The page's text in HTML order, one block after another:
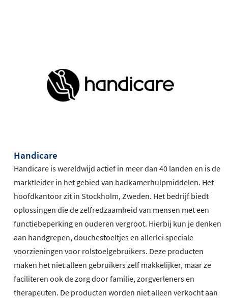
Handicare
Handicare is wereldwijd actief in meer dan 40 landen en is de
marktleider in het gebied van badkamerhulpmiddelen. Het
hoofdkantoor zit in Stockholm, Zweden. Het bedrijf biedt
oplossingen die de zelfredzaamheid van mensen met een
functiebeperking en ouderen vergroot. Hierbij kun je denken
aan handgrepen, douchestoeltjes en allerlei speciale
voorzieningen voor rolstoelgebruikers. Deze producten
maken het niet alleen gebruikers zelf makkelijker, maar ze
faciliteren ook de zorg door familie, zorgverleners en
therapeuten. De producten worden niet alleen verkocht aan